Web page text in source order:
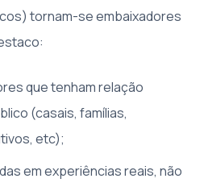
tornam-se embaixadores
que tenham relação
(casais, famílias,
etc);
em experiências reais, não